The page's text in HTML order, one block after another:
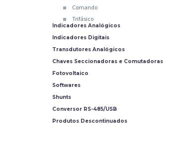
Comando
Trifásico
Indicadores Analógicos
Indicadores Digitais
Transdutores Analógicos
Chaves Seccionadoras e Comutadoras
Fotovoltaico
Softwares
Shunts
Conversor RS-485/USB
Produtos Descontinuados